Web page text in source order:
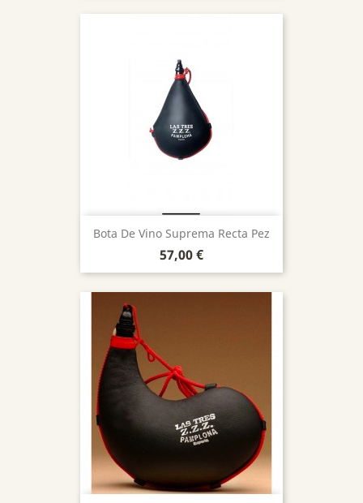
Bota De Vino Suprema Recta Pez
Precio
57,00 €